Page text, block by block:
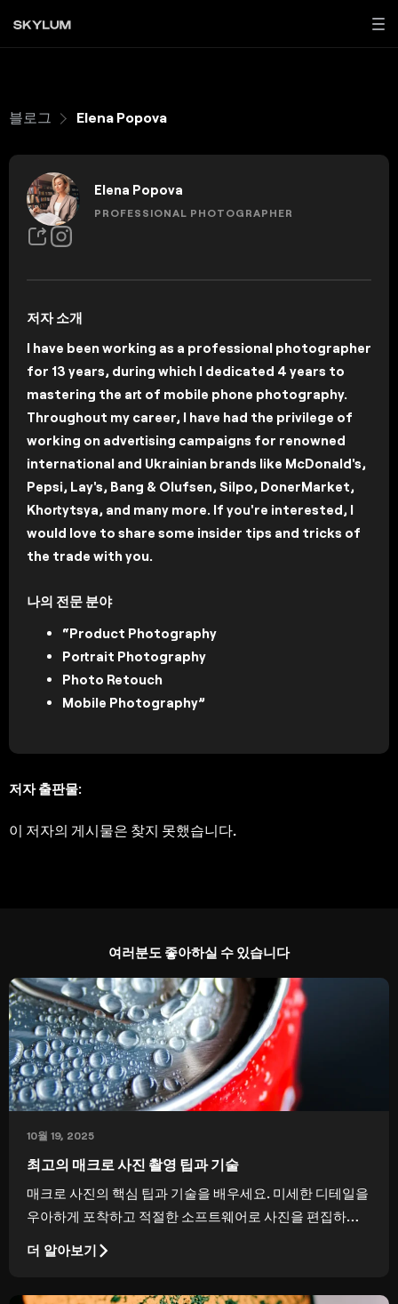
블로그 Elena Popova
Elena Popova
PROFESSIONAL PHOTOGRAPHER
저자 소개
I have been working as a professional photographer
for 13 years, during which I dedicated 4 years to
mastering the art of mobile phone photography.
Throughout my career, I have had the privilege of
working on advertising campaigns for renowned
international and Ukrainian brands like McDonald's,
Pepsi, Lay's, Bang & Olufsen, Silpo, DonerMarket,
Khortytsya, and many more. If you're interested, I
would love to share some insider tips and tricks of
the trade with you.
나의 전문 분야
“Product Photography
Portrait Photography
Photo Retouch
Mobile Photography”
저자 출판물:
이 저자의 게시물은 찾지 못했습니다.
여러분도 좋아하실 수 있습니다
10월 19, 2025
최고의 매크로 사진 촬영 팁과 기술
매크로 사진의 핵심 팁과 기술을 배우세요. 미세한 디테일을
우아하게 포착하고 적절한 소프트웨어로 사진을 편집하는
더 알아보기